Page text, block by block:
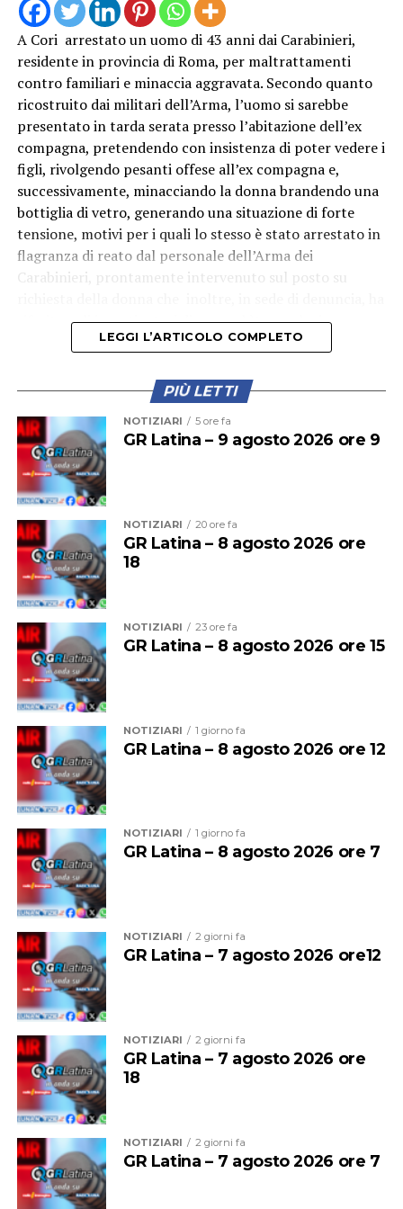
versanti opposti, propagandosi rapidamente anche a
causa del vento. Non si esclude, al momento, l’ipotesi
che l’incendio possa essere di origine dolosa, circostanza
che dovrà essere accertata dagli organi competenti.
Interventi per incendi boschivi e di interfaccia si sono
registrati inoltre nel territorio di Priverno, dove il
personale DOS dei Vigili del Fuoco ha coordinato le
operazioni di spegnimento.
Le attività hanno visto impegnate squadre dei Vigili del
Fuoco e della Protezione Civile da terra, mentre
dall’alto sono intervenuti anche elicotteri antincendio
contenimento e spegnimento dei diversi fronti di fuoco.
A Cori arrestato un uomo di 43 anni dai Carabinieri,
residente in provincia di Roma, per maltrattamenti
contro familiari e minaccia aggravata. Secondo quanto
ricostruito dai militari dell’Arma, l’uomo si sarebbe
presentato in tarda serata presso l’abitazione dell’ex
compagna, pretendendo con insistenza di poter vedere i
figli, rivolgendo pesanti offese all’ex compagna e,
successivamente, minacciando la donna brandendo una
bottiglia di vetro, generando una situazione di forte
tensione, motivi per i quali lo stesso è stato arrestato in
flagranza di reato dal personale dell’Arma dei
Carabinieri, prontamente intervenuto sul posto su
riferito agli investigatori di aver subìto, anche in
passato, episodi di aggressione fisica e comportamenti
alle Autorità. L’uomo, che secondo quanto accertato dai
militari si trovava in evidente stato di alterazione
alcolica, è stato accompagnato presso l’ospedale di
Velletri per gli accertamenti sanitari del caso e
successivamente condotto presso la Casa Circondariale
di Latina, come disposto dal Magistrato di turno.
LEGGI L’ARTICOLO COMPLETO
PIÙ LETTI
NOTIZIARI 5 ore fa
GR Latina – 9 agosto 2026 ore 9
NOTIZIARI 20 ore fa
GR Latina – 8 agosto 2026 ore
18
NOTIZIARI 23 ore fa
GR Latina – 8 agosto 2026 ore 15
NOTIZIARI 1 giorno fa
GR Latina – 8 agosto 2026 ore 12
NOTIZIARI 1 giorno fa
GR Latina – 8 agosto 2026 ore 7
NOTIZIARI 2 giorni fa
GR Latina – 7 agosto 2026 ore12
NOTIZIARI 2 giorni fa
GR Latina – 7 agosto 2026 ore
18
NOTIZIARI 2 giorni fa
GR Latina – 7 agosto 2026 ore 7